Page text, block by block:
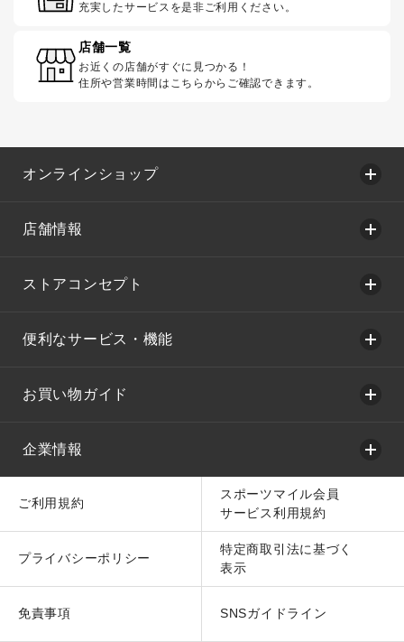
充実したサービスを是非ご利用ください。
店舗一覧
お近くの店舗がすぐに見つかる！
住所や営業時間はこちらからご確認できます。
オンラインショップ
店舗情報
ストアコンセプト
便利なサービス・機能
お買い物ガイド
企業情報
ご利用規約
スポーツマイル会員
サービス利用規約
プライバシーポリシー
特定商取引法に基づく
表示
免責事項 SNSガイドライン